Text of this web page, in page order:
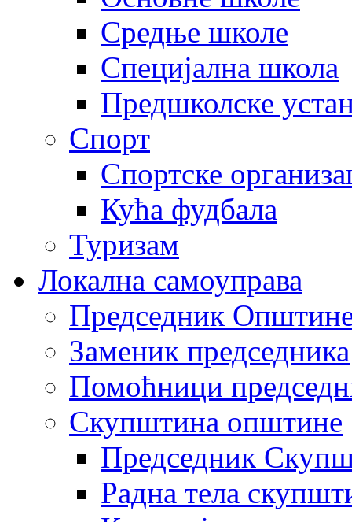
Средње школе
Специјална школа
Предшколске
Спорт
Спортске
Кућа фудбала
Туризам
Локална самоуправа
Председник
Заменик председника
Помоћници
Скупштина општине
Председник
Радна тела